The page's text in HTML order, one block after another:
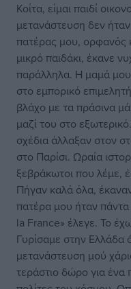
Κοίτα, είμαι παιδί
μετανάστευση δεν
πατέρας μου, ορφανός
μικρό παιδάκι, έκανε
παράλληλα. Η μαμά
στο εμπορικό
βλάχο με τα πράσινα
μαζί του στο
σχέδια άλλαξαν στον
στο Παρίσι. Ωραία
ξεβράκωτοι που λέμε,
Πήγαν καλά όλα,
πατέρα μου ήταν
la France» έλεγε. Το
Γυρίσαμε στην Ελλάδα
μετανάστευση μού
τεράστιο δώρο για ένα